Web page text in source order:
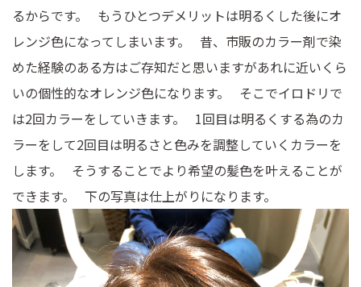
るからです。 もうひとつデメリットは明るくした後にオ
レンジ色になってしまいます。 昔、市販のカラー剤で染
めた経験のある方はご存知だと思いますがあれに近いくら
いの個性的なオレンジ色になります。 そこでイロドリで
は2回カラーをしていきます。 1回目は明るくする為のカ
ラーをして2回目は明るさと色みを調整していくカラーを
します。 そうすることでより希望の髪色を叶えることが
できます。 下の写真は仕上がりになります。